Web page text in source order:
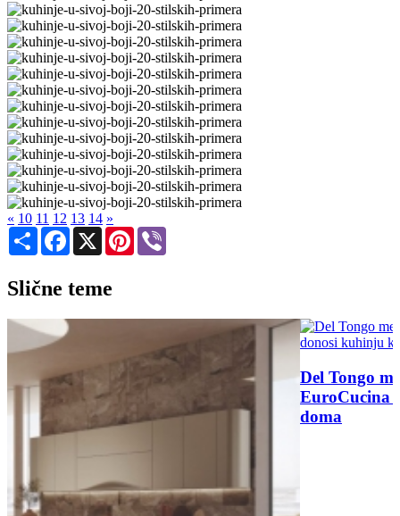
« 10 11 12 13 14 »
Share Facebook
X Pinterest
Slične teme
Del Tongo menja pravila kuhinjskog dizajna:
EuroCucina 2026 donosi kuhinju kao arhitekturu
doma